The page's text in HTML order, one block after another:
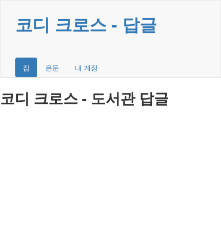
코디 크로스 - 답글
집 은둔 내 계정
코디 크로스 - 도서관 답글